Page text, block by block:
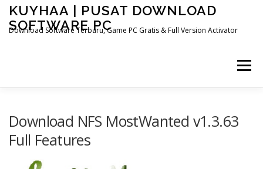
Skip
content
KUYHAA | PUSAT DOWNLOAD
SOFTWARE PC
Download Software Terbaru, Game PC Gratis & Full Version Activator
Menu
Download NFS MostWanted v1.3.63
Full Features